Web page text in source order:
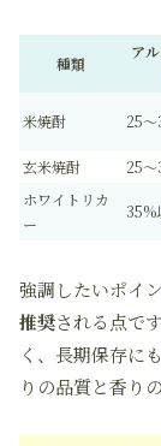
種類
ア
米焼酎 25
玄米焼酎
25
ホワイトリカ
ー
35%
強調したいポイ
推奨される点で
く、長期保存に
りの品質と香り